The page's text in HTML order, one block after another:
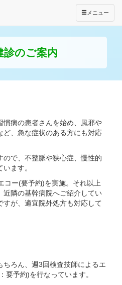
メニュー
診のご案内
慣病の患者さんを始め、風邪や
ど、急な症状のある方にも対応
ので、不整脈や狭心症、慢性的
ます。
コー(要予約)を実施。それ以上
近隣の基幹病院へご紹介してい
すが、適宜院外処方も対応して
ろん、週3回検査技師によるエ
要予約)を行なっています。